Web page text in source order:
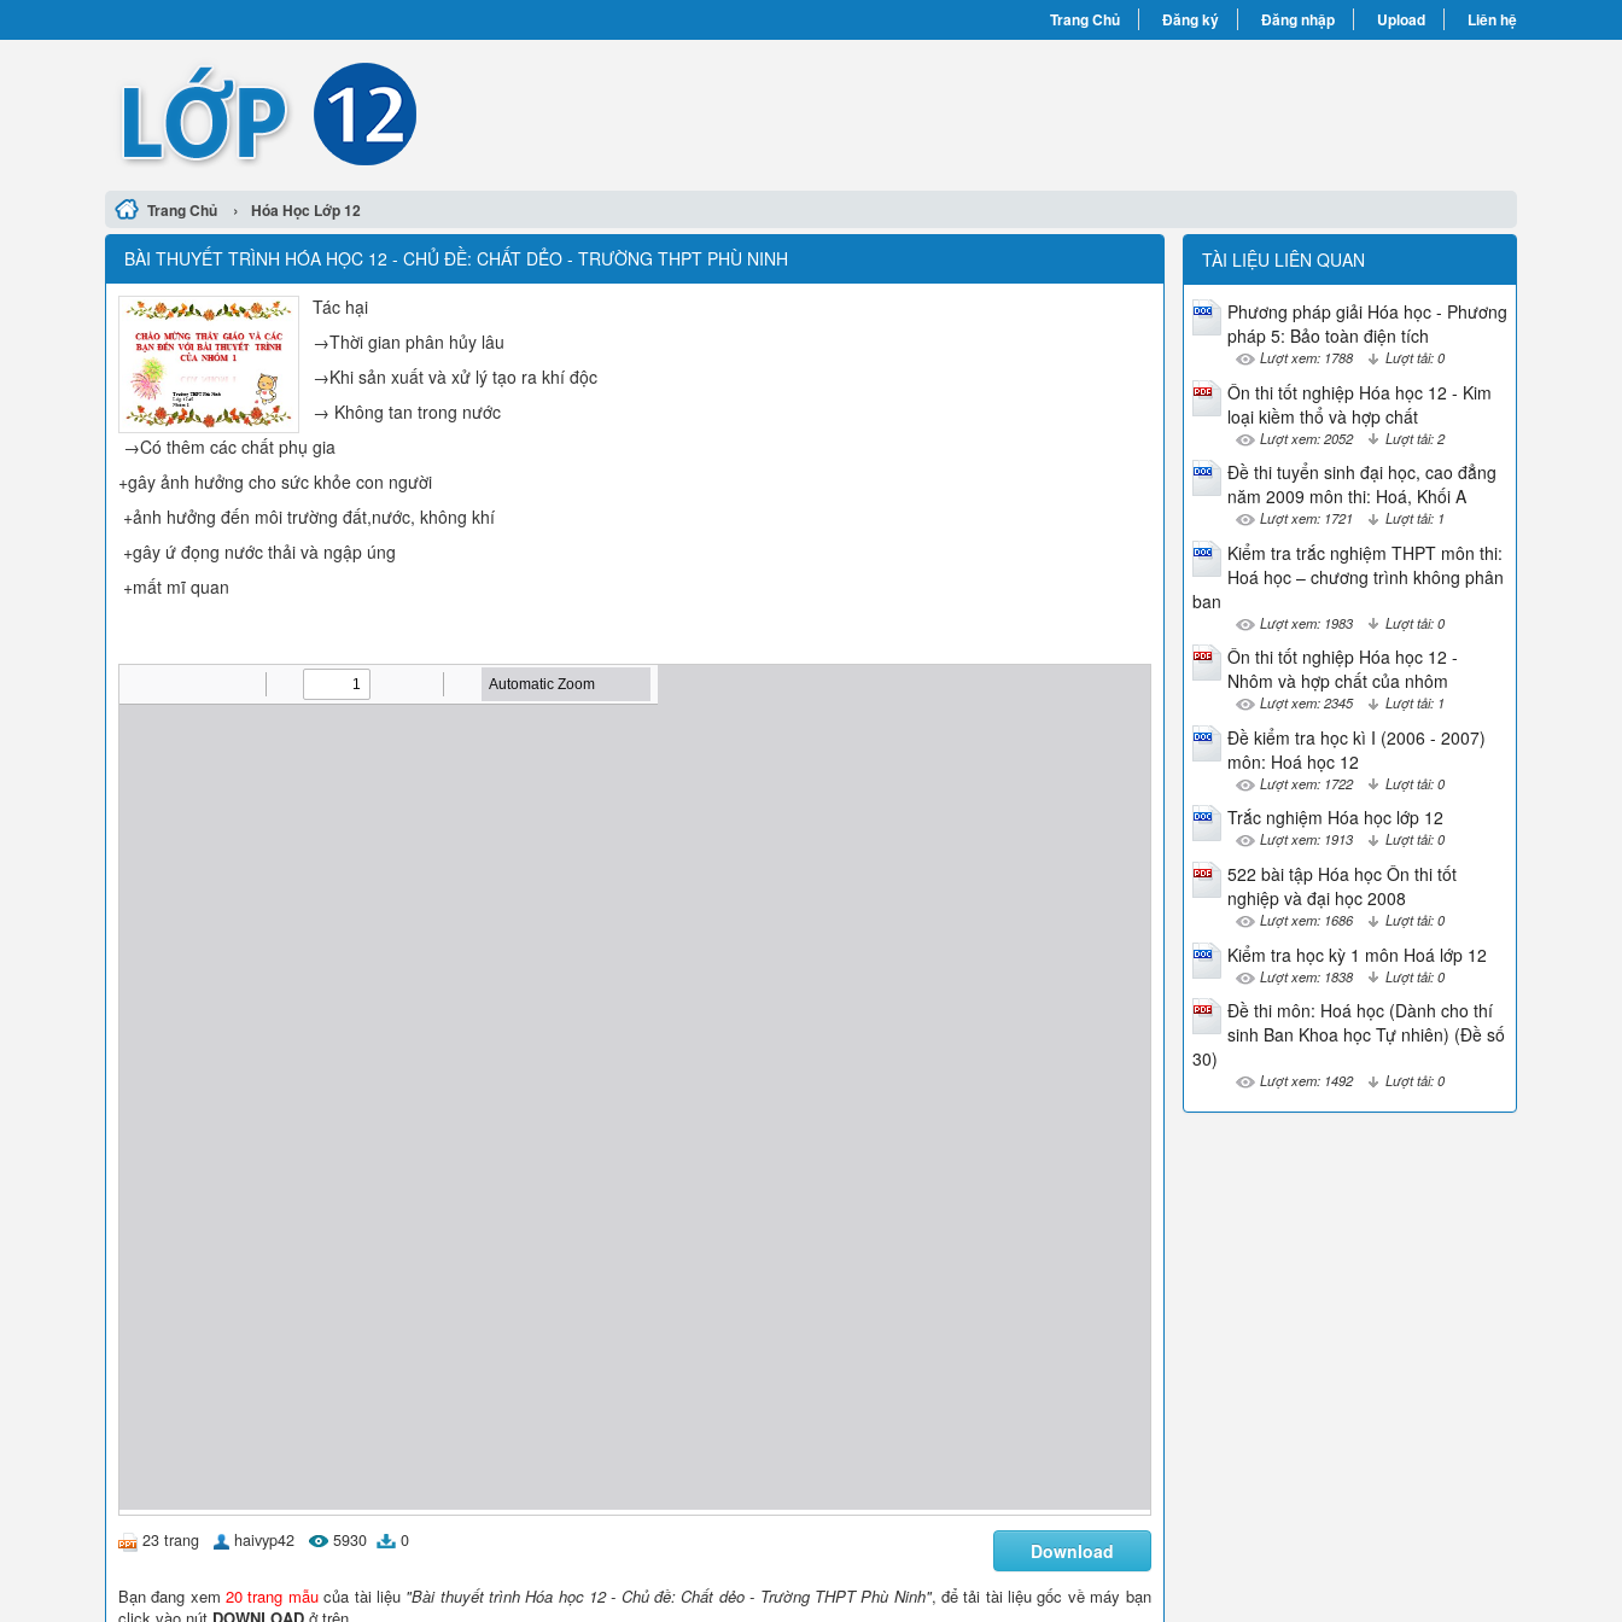
Trang Chủ Đăng ký Đăng nhập Upload Liên hệ
Trang Chủ › Hóa Học Lớp 12
BÀI THUYẾT TRÌNH HÓA HỌC 12 - CHỦ ĐỀ: CHẤT DẺO - TRƯỜNG THPT PHÙ NINH
Tác hại
→Thời gian phân hủy lâu
→Khi sản xuất và xử lý tạo ra khí độc
→ Không tan trong nước
→Có thêm các chất phụ gia
+gây ảnh hưởng cho sức khỏe con người
+ảnh hưởng đến môi trường đất,nước, không khí
+gây ứ đọng nước thải và ngập úng
+mất mĩ quan
23 trang haivyp42 5930 0 Download
Bạn đang xem20 trang mẫucủa tài liệu "Bài thuyết trình Hóa học 12 - Chủ đề: Chất dẻo - Trường THPT Phù Ninh", để tải tài liệu gốc về máy bạn
TÀI LIỆU LIÊN QUAN
Phương pháp giải Hóa học - Phương
pháp 5: Bảo toàn điện tích
Lượt xem: 1788 Lượt tải: 0
Ôn thi tốt nghiệp Hóa học 12 - Kim
loại kiềm thổ và hợp chất
Lượt xem: 2052 Lượt tải: 2
Đề thi tuyển sinh đại học, cao đẳng
năm 2009 môn thi: Hoá, Khối A
Lượt xem: 1721 Lượt tải: 1
Kiểm tra trắc nghiệm THPT môn thi:
Hoá học – chương trình không phân
ban
Lượt xem: 1983 Lượt tải: 0
Ôn thi tốt nghiệp Hóa học 12 -
Nhôm và hợp chất của nhôm
Lượt xem: 2345 Lượt tải: 1
Đề kiểm tra học kì I (2006 - 2007)
môn: Hoá học 12
Lượt xem: 1722 Lượt tải: 0
Trắc nghiệm Hóa học lớp 12
Lượt xem: 1913 Lượt tải: 0
522 bài tập Hóa học Ôn thi tốt
nghiệp và đại học 2008
Lượt xem: 1686 Lượt tải: 0
Kiểm tra học kỳ 1 môn Hoá lớp 12
Lượt xem: 1838 Lượt tải: 0
Đề thi môn: Hoá học (Dành cho thí
sinh Ban Khoa học Tự nhiên) (Đề số
30)
Lượt xem: 1492 Lượt tải: 0